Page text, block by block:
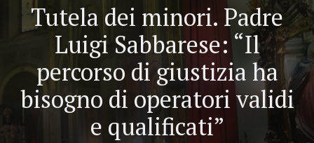
Tutela dei minori. Padre
Luigi Sabbarese: “Il
percorso di giustizia ha
bisogno di operatori validi
e qualificati”